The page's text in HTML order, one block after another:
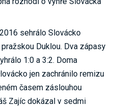
sehrálo Slovácko
Duklou. Dva zápasy
1:0 a 3:2. Doma
jen zachránilo remizu
časem záslouhou
Zajíc dokázal v sedmi